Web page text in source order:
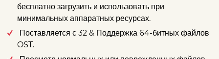
бесплатно загрузить и использовать при
минимальных аппаратных ресурсах.
Поставляется с 32 & Поддержка 64-битных файлов
OST.